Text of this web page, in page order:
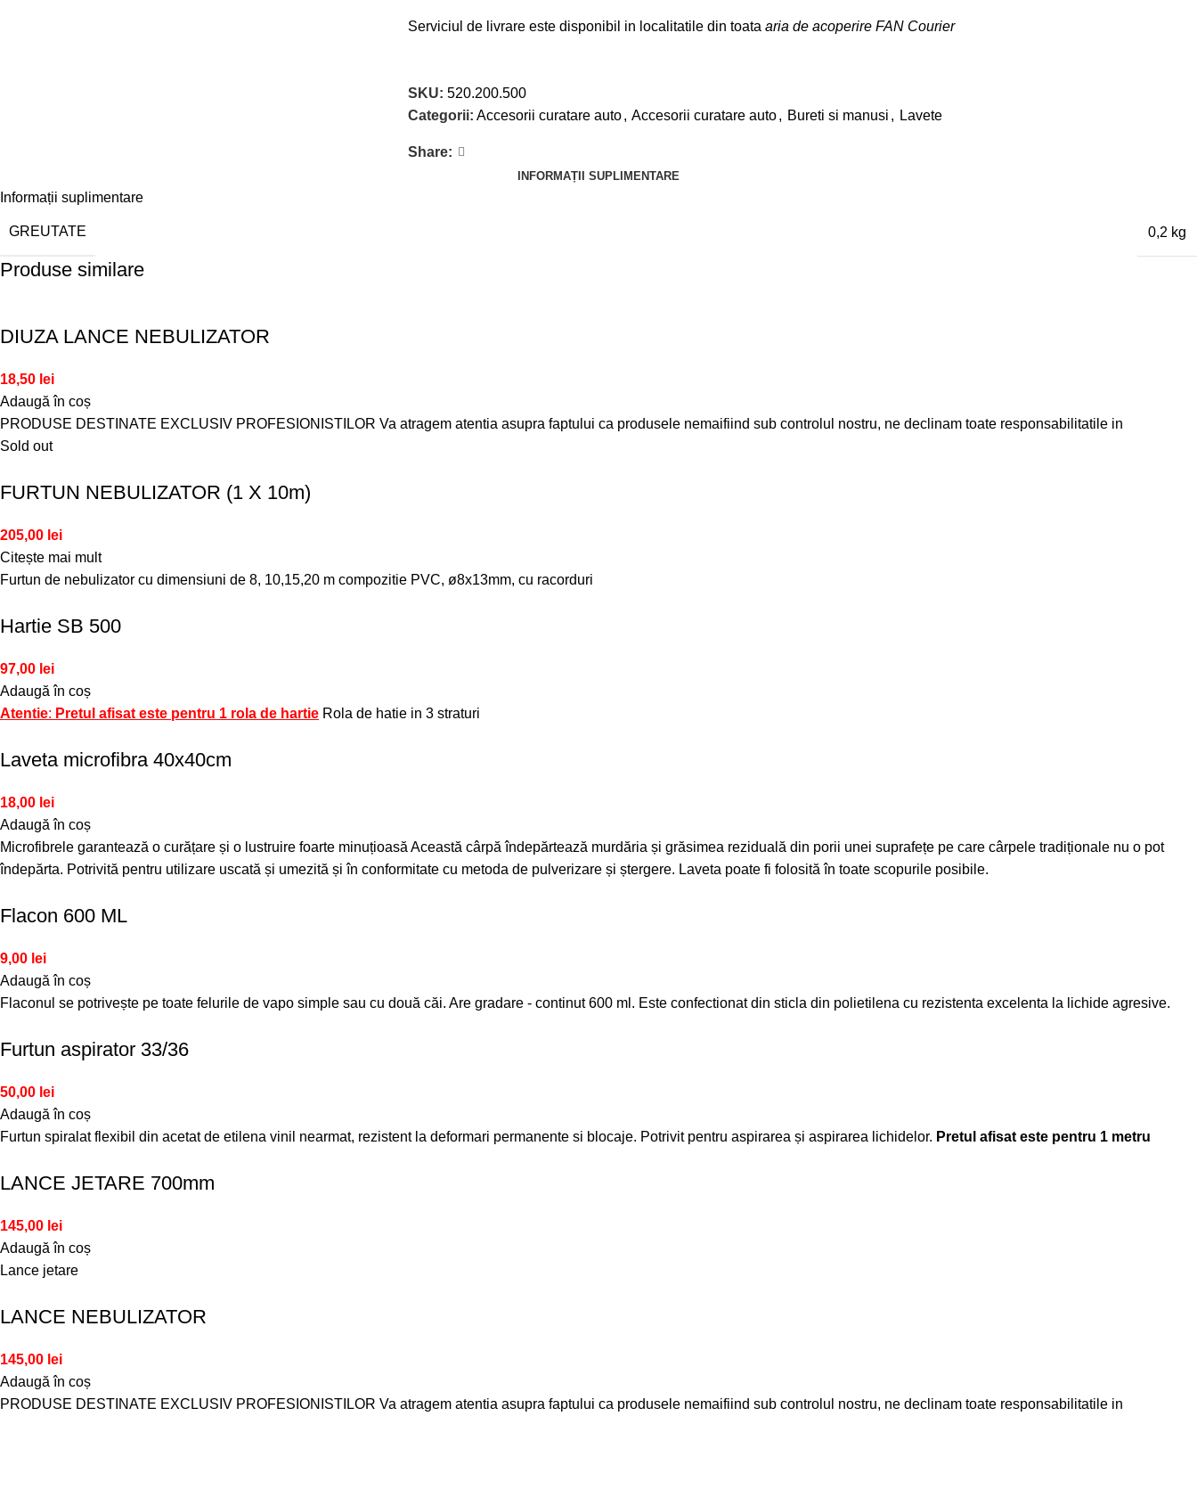
Serviciul de livrare este disponibil in localitatile din toata aria de acoperire FAN Courier
SKU: 520.200.500
Categorii: Accesorii curatare auto, Accesorii curatare auto, Bureti si manusi , Lavete
Share:
INFORMAȚII SUPLIMENTARE
Informații suplimentare
GREUTATE 0,2 kg
Produse similare
DIUZA LANCE NEBULIZATOR
18,50 lei
Adaugă în coș
PRODUSE DESTINATE EXCLUSIV PROFESIONISTILOR Va atragem atentia asupra faptului ca produsele nemaifiind sub controlul nostru, ne declinam toate responsabilitatile in
Sold out
FURTUN NEBULIZATOR (1 X 10m)
205,00 lei
Citește mai mult
Furtun de nebulizator cu dimensiuni de 8, 10,15,20 m compozitie PVC, ø8x13mm, cu racorduri
Hartie SB 500
97,00 lei
Adaugă în coș
Atentie: Pretul afisat este pentru 1 rola de hartie Rola de hatie in 3 straturi
Laveta microfibra 40x40cm
18,00 lei
Adaugă în coș
Microfibrele garantează o curățare și o lustruire foarte minuțioasă Această cârpă îndepărtează murdăria și grăsimea reziduală din porii unei suprafețe pe care cârpele tradiționale nu o pot
îndepărta. Potrivită pentru utilizare uscată și umezită și în conformitate cu metoda de pulverizare și ștergere. Laveta poate fi folosită în toate scopurile posibile.
Flacon 600 ML
9,00 lei
Adaugă în coș
Flaconul se potrivește pe toate felurile de vapo simple sau cu două căi. Are gradare - continut 600 ml. Este confectionat din sticla din polietilena cu rezistenta excelenta la lichide agresive.
Furtun aspirator 33/36
50,00 lei
Adaugă în coș
Furtun spiralat flexibil din acetat de etilena vinil nearmat, rezistent la deformari permanente si blocaje. Potrivit pentru aspirarea și aspirarea lichidelor. Pretul afisat este pentru 1 metru
LANCE JETARE 700mm
145,00 lei
Adaugă în coș
Lance jetare
LANCE NEBULIZATOR
145,00 lei
Adaugă în coș
PRODUSE DESTINATE EXCLUSIV PROFESIONISTILOR Va atragem atentia asupra faptului ca produsele nemaifiind sub controlul nostru, ne declinam toate responsabilitatile in